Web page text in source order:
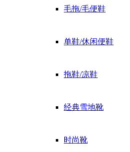
毛拖/毛便鞋
单鞋/休闲便鞋
拖鞋/凉鞋
经典雪地靴
时尚靴